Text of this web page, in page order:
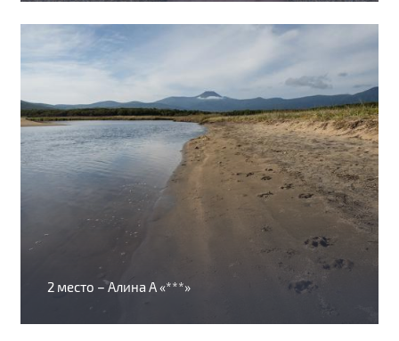
2 место – Алина А «***»